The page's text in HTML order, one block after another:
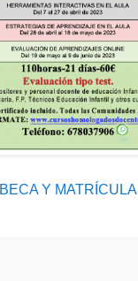
BECA Y MATRÍCULA